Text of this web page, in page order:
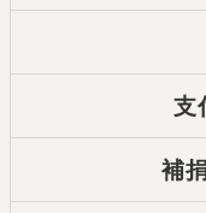
支
補